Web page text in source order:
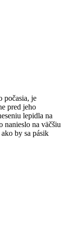
počasia, je
pred jeho
lepidla na
nanieslo na väčšiu
by sa pásik